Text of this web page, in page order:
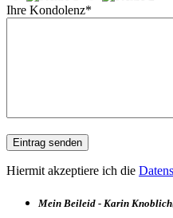
Ihre Kondolenz*
Hiermit akzeptiere ich die
Mein Beileid - Karin